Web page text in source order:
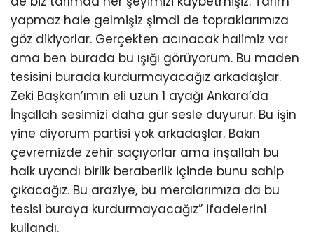
yapmaz hale gelmişiz şimdi de topraklarımıza
göz dikiyorlar. Gerçekten acınacak halimiz var
ama ben burada bu ışığı görüyorum. Bu maden
tesisini burada kurdurmayacağız arkadaşlar.
Zeki Başkan’ımın eli uzun 1 ayağı Ankara’da
İnşallah sesimizi daha gür sesle duyurur. Bu işin
yine diyorum partisi yok arkadaşlar. Bakın
çevremizde zehir saçıyorlar ama inşallah bu
halk uyandı birlik beraberlik içinde bunu sahip
çıkacağız. Bu araziye, bu meralarımıza da bu
tesisi buraya kurdurmayacağız” ifadelerini
kullandı.